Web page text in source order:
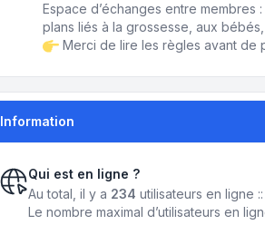
Espace d’échanges entre
plans liés à la grossesse, aux
Merci de lire les règles avant de
Information
Qui est en ligne ?
Au total, il y a 234 utilisateurs en ligne
Le nombre maximal d’utilisateurs en